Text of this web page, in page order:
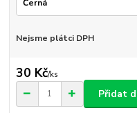
Nejsme plátci DPH
30 Kč/ks
Přidat